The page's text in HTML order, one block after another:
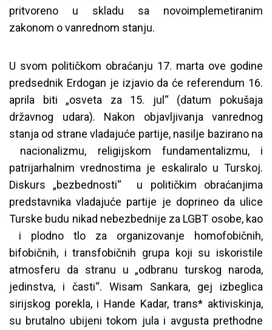
pritvoreno u skladu sa novoimplemetiranim
zakonom o vanrednom stanju.
U svom političkom obraćanju 17. marta ove godine
predsednik Erdogan je izjavio da će referendum 16.
aprila biti „osveta za 15. jul“ (datum pokušaja
državnog udara). Nakon objavljivanja vanrednog
stanja od strane vladajuće partije, nasilje bazirano na
nacionalizmu, religijskom fundamentalizmu, i
patrijarhalnim vrednostima je eskaliralo u Turskoj.
Diskurs „bezbednosti“ u političkim obraćanjima
predstavnika vladajuće partije je doprineo da ulice
Turske budu nikad nebezbednije za LGBT osobe, kao
i plodno tlo za organizovanje homofobičnih,
bifobičnih, i transfobičnih grupa koji su iskoristile
atmosferu da stranu u „odbranu turskog naroda,
jedinstva, i časti“. Wisam Sankara, gej izbeglica
sirijskog porekla, i Hande Kadar, trans* aktiviskinja,
su brutalno ubijeni tokom jula i avgusta prethodne